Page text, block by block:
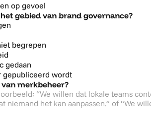
op gevoel
gebied van brand governance?
begrepen
gedaan
gepubliceerd wordt
merkbeheer?